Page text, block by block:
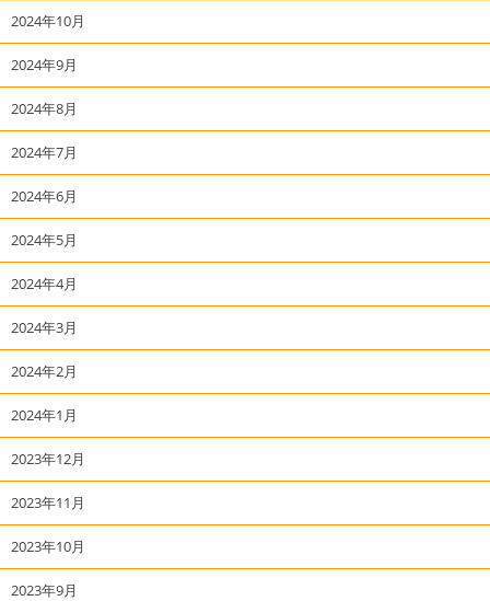
2024年10月
2024年9月
2024年8月
2024年7月
2024年6月
2024年5月
2024年4月
2024年3月
2024年2月
2024年1月
2023年12月
2023年11月
2023年10月
2023年9月